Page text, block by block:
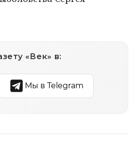
«Век» в:
Мы в Telegram